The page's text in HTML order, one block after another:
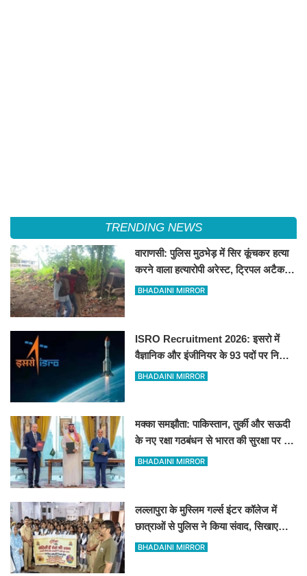
TRENDING NEWS
वाराणसी: पुलिस मुठभेड़ में सिर कूंचकर हत्या
करने वाला हत्यारोपी अरेस्ट, ट्रिपल अटैक से
मचाया था सनसनी
BHADAINI MIRROR
ISRO Recruitment 2026: इसरो में
वैज्ञानिक और इंजीनियर के 93 पदों पर निकली
भर्ती
BHADAINI MIRROR
मक्का समझौता: पाकिस्तान, तुर्की और सऊदी
के नए रक्षा गठबंधन से भारत की सुरक्षा पर क्या
पड़ेगा असर?
BHADAINI MIRROR
लल्लापुरा के मुस्लिम गर्ल्स इंटर कॉलेज में
छात्राओं से पुलिस ने किया संवाद, सिखाए
आत्मरक्षा के उपाय
BHADAINI MIRROR